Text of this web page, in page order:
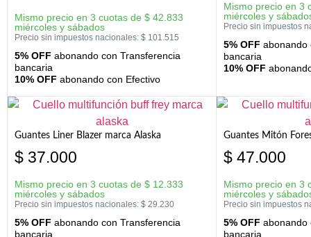
Mismo precio en 3 cuotas de $ 42.833
miércoles y sábados
Precio sin impuestos nacionales: $ 101.515
5% OFF abonando con Transferencia
bancaria
10% OFF abonando con Efectivo
Mismo precio en 3
miércoles y
Precio sin impuestos
5% OFF abonando
bancaria
10% OFF
Guantes Liner Blazer marca Alaska
$ 37.000
Mismo precio en 3 cuotas de $ 12.333
miércoles y sábados
Precio sin impuestos nacionales: $ 29.230
5% OFF abonando con Transferencia
bancaria
Guantes Mitón
$ 47.000
Mismo precio en 3
miércoles y
Precio sin impuestos
5% OFF abonando
bancaria